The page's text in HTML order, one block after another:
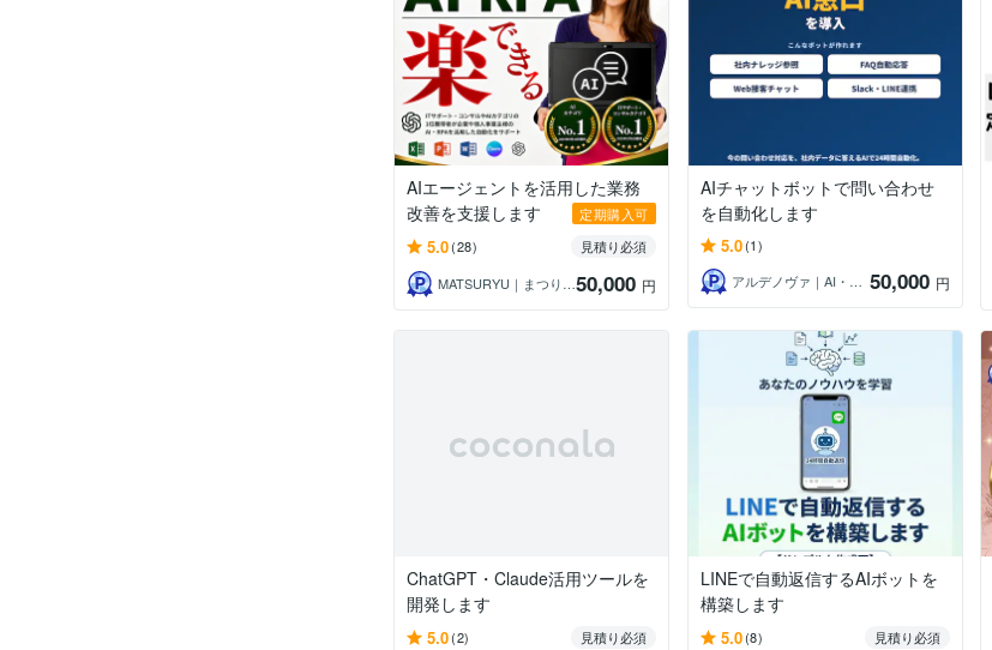
AIエージェントを活用した業務
改善を支援します
定期購入可
5.0(28)
見積り必須
MATSURYU｜まつりゅう 50,000 円
AIチャットボットで問い合わせ
を自動化します
5.0(1)
アルデノヴァ｜AI・システム開発
50,000 円
ChatGPT・Claude活用ツールを
開発します
5.0(2)
見積り必須
LINEで自動返信するAIボットを
構築します
5.0(8)
見積り必須